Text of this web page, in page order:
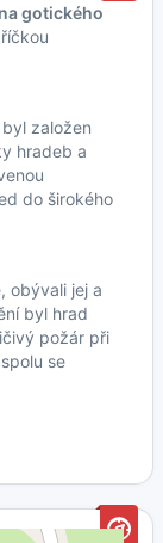
gotického
byl založen
hradeb a
do širokého
obývali jej a
byl hrad
požár při
se